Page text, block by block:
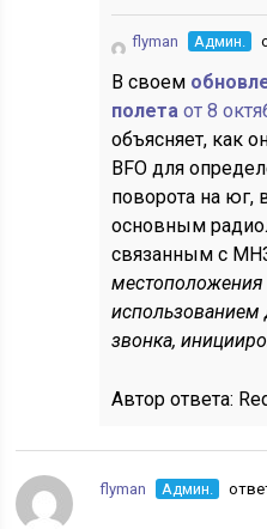
flyman Админ.
В своем
полетаот 8
объясняет, как
BFO для
поворота на юг,
основным
связанным с
использованием
звонка,
Автор ответа:
flyman Админ.